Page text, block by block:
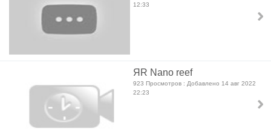
12:33
ЯR Nano reef
923 Просмотров : Добавлено 14 авг 2022
22:23